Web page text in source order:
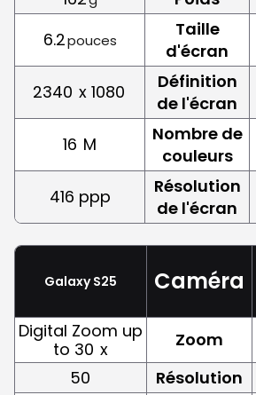
6.2pouces
Taille
d'écran
2340 x 1080
Définition
de l'écran
16 M
Nombre de
couleurs
416 ppp
Résolution
de l'écran
Galaxy S25 Caméra
Digital Zoom up
to 30 x Zoom
50
Résolution